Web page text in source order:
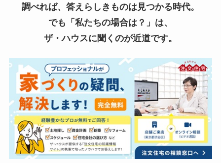
調べれば、答えらしきものは見つかる時代。
でも「私たちの場合は？」は、
ザ・ハウスに聞くのが近道です。